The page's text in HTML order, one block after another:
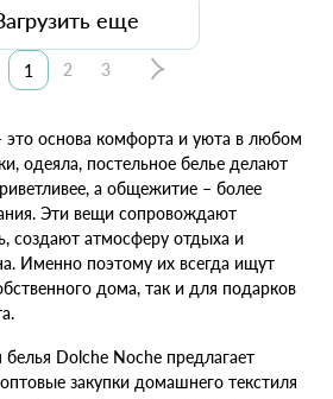
еще
1 2 3
основа комфорта и уюта в любом
одеяла, постельное белье делают
а общежитие – более
Эти вещи сопровождают
создают атмосферу отдыха и
Именно поэтому их всегда ищут
дома, так и для подарков
Dolche Noche предлагает
закупки домашнего текстиля